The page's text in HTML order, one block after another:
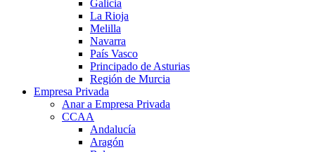
Galicia
La Rioja
Melilla
Navarra
País Vasco
Principado de Asturias
Región de Murcia
Empresa Privada
Anar a Empresa Privada
CCAA
Andalucía
Aragón